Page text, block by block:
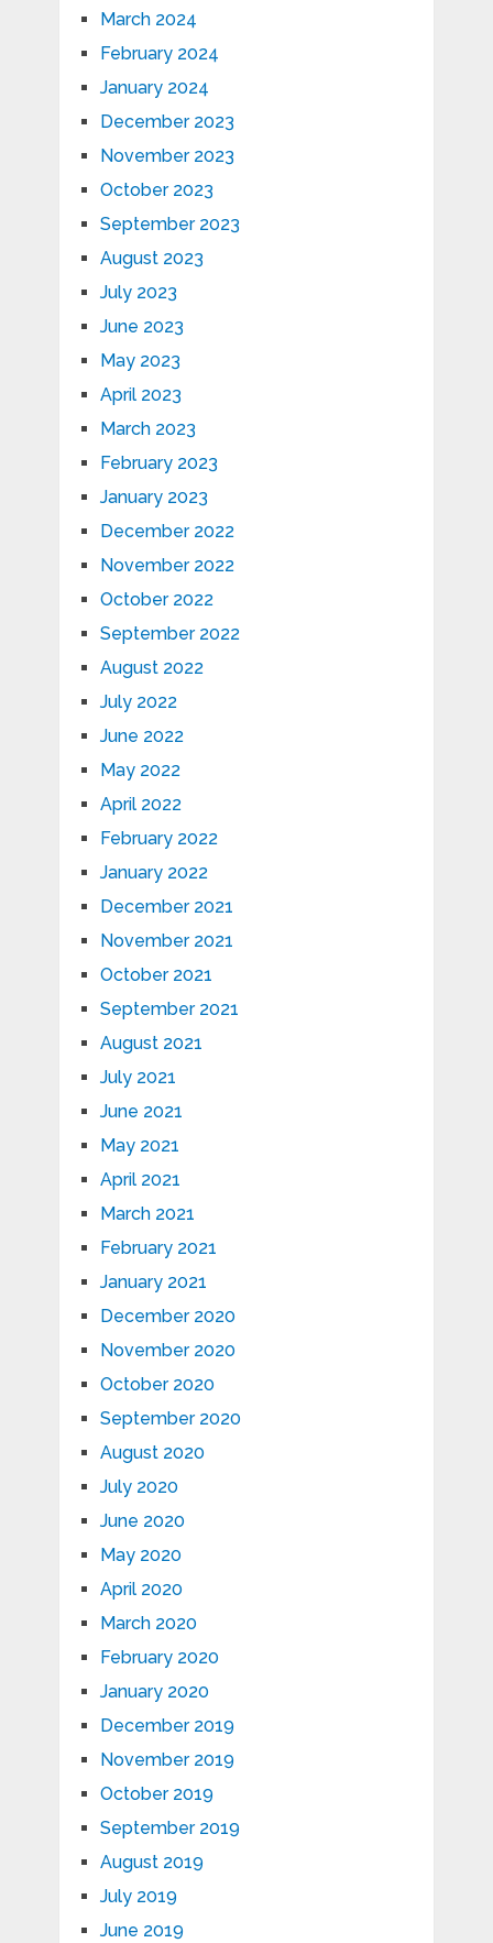
March 2024
February 2024
January 2024
December 2023
November 2023
October 2023
September 2023
August 2023
July 2023
June 2023
May 2023
April 2023
March 2023
February 2023
January 2023
December 2022
November 2022
October 2022
September 2022
August 2022
July 2022
June 2022
May 2022
April 2022
February 2022
January 2022
December 2021
November 2021
October 2021
September 2021
August 2021
July 2021
June 2021
May 2021
April 2021
March 2021
February 2021
January 2021
December 2020
November 2020
October 2020
September 2020
August 2020
July 2020
June 2020
May 2020
April 2020
March 2020
February 2020
January 2020
December 2019
November 2019
October 2019
September 2019
August 2019
July 2019
June 2019